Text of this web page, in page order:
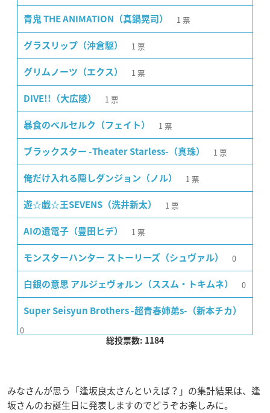
青鬼 THE ANIMATION（真鍋晃司） 1 票
グラスリップ（沖倉駆） 1 票
グリムノーツ（エクス） 1 票
DIVE!!（大広陵） 1 票
暴食のベルセルク（フェイト） 1 票
ブラックスター -Theater Starless-（真珠） 1 票
俺だけ入れる隠しダンジョン（ノル） 1 票
遊☆戯☆王SEVENS（洗井新太） 1 票
AIの遺電子（豊田ヒデ） 1 票
モンスターハンター ストーリーズ（シュヴァル） 0
白銀の意思 アルジェヴォルン（ススム・トキムネ） 0
Super Seisyun Brothers -超青春姉弟s-（新本チカ）
0
総投票数: 1184
みなさんが思う「逢坂良太さんといえば？」の集計結果は、逢
坂さんのお誕生日に発表しますのでどうぞお楽しみに。